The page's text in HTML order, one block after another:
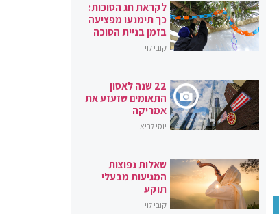
לקראת חג הסוכות:
כך תימנעו מפציעה
בזמן בניית הסוכה
קובי לוי
22 שנה לאסון
התאומים שזעזע את
אמריקה
יוסי לביא
שאלות נפוצות
המגיעות מבעלי
תוקע
קובי לוי